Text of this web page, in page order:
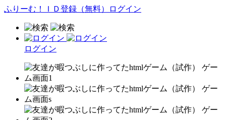
ふりーむ！ＩＤ登録（無料） ログイン
ログイン